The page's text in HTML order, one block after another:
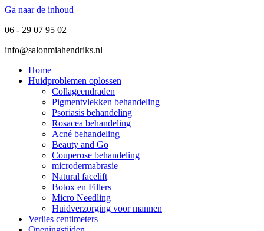
Ga naar de inhoud
06 - 29 07 95 02
info@salonmiahendriks.nl
Home
Huidproblemen oplossen
Collageendraden
Pigmentvlekken behandeling
Psoriasis behandeling
Rosacea behandeling
Acné behandeling
Beauty and Go
Couperose behandeling
microdermabrasie
Natural facelift
Botox en Fillers
Micro Needling
Huidverzorging voor mannen
Verlies centimeters